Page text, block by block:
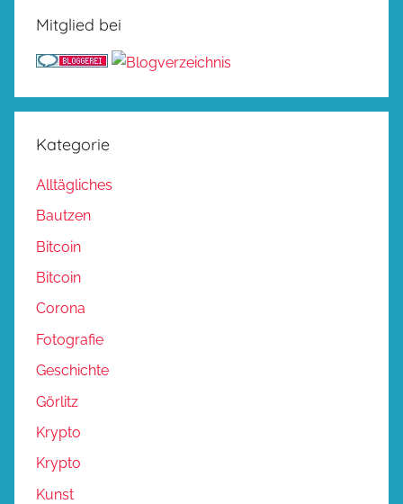
Mitglied bei
Kategorie
Alltägliches
Bautzen
Bitcoin
Bitcoin
Corona
Fotografie
Geschichte
Görlitz
Krypto
Krypto
Kunst